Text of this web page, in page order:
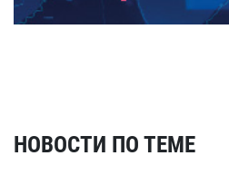
НОВОСТИ ПО ТЕМЕ